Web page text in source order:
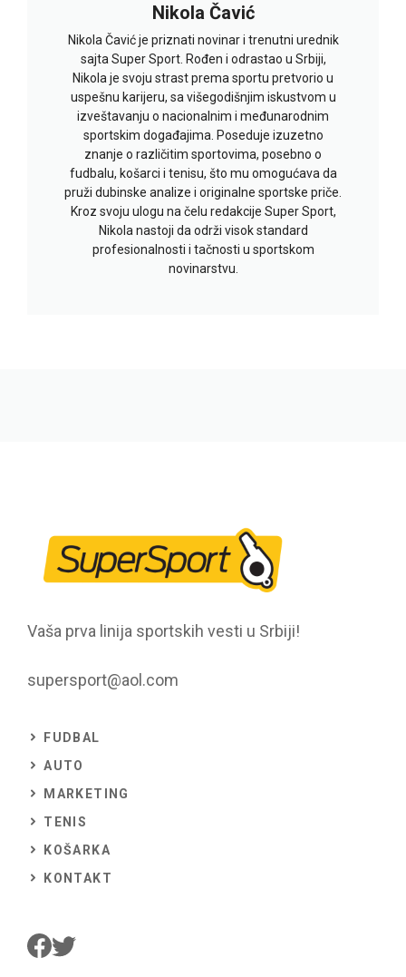
Nikola Čavić
Nikola Čavić je priznati novinar i trenutni urednik
sajta Super Sport. Rođen i odrastao u Srbiji,
Nikola je svoju strast prema sportu pretvorio u
uspešnu karijeru, sa višegodišnjim iskustvom u
izveštavanju o nacionalnim i međunarodnim
sportskim događajima. Poseduje izuzetno
znanje o različitim sportovima, posebno o
fudbalu, košarci i tenisu, što mu omogućava da
pruži dubinske analize i originalne sportske priče.
Kroz svoju ulogu na čelu redakcije Super Sport,
Nikola nastoji da održi visok standard
profesionalnosti i tačnosti u sportskom
novinarstvu.
Vaša prva linija sportskih vesti u Srbiji!
supersport@aol.com
FUDBAL
AUTO
MARKETING
TENIS
KOŠARKA
KONTAKT